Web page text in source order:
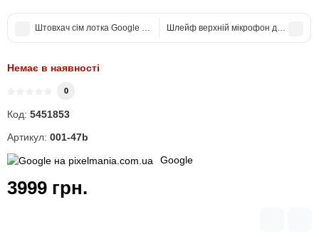
Штовхач сім лотка Google Pixel 7Шлейф верхній мікрофон для
Немає в наявності
0
Код: 5451853
Артикул: 001-47b
Google
3999 грн.